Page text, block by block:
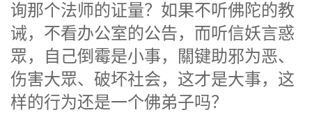
询那个法师的证量？如果不听佛陀的教
诫，不看办公室的公告，而听信妖言惑
眾，自己倒霉是小事，關键助邪为恶、
伤害大眾、破坏社会，这才是大事，这
样的行为还是一个佛弟子吗？